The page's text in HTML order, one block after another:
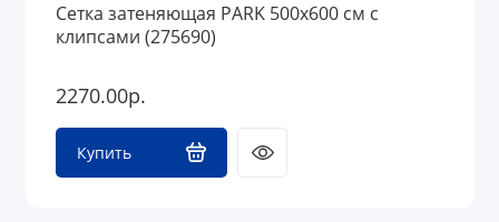
Сетка затеняющая PARK 500х600 см с
клипсами (275690)
2270.00р.
Купить